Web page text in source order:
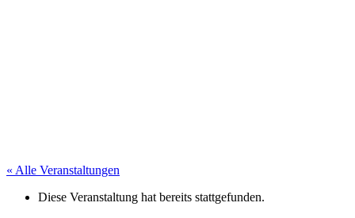
« Alle Veranstaltungen
Diese Veranstaltung hat bereits stattgefunden.